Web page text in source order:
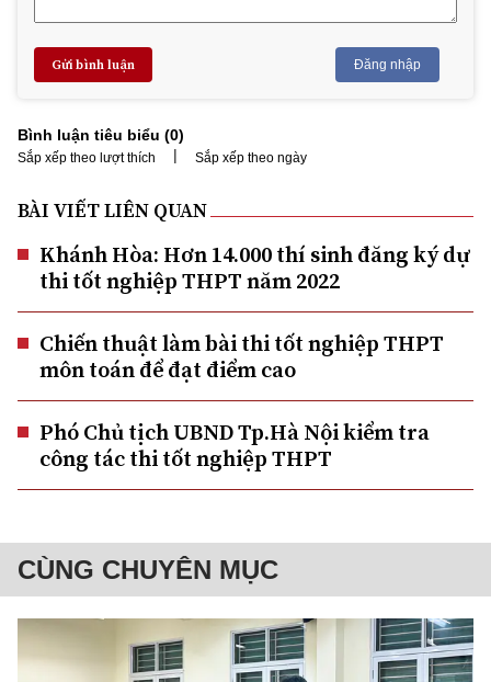
Gửi bình luận Đăng nhập
Bình luận tiêu biểu (0)
Sắp xếp theo lượt thích | Sắp xếp theo ngày
BÀI VIẾT LIÊN QUAN
Khánh Hòa: Hơn 14.000 thí sinh đăng ký dự
thi tốt nghiệp THPT năm 2022
Chiến thuật làm bài thi tốt nghiệp THPT
môn toán để đạt điểm cao
Phó Chủ tịch UBND Tp.Hà Nội kiểm tra
công tác thi tốt nghiệp THPT
CÙNG CHUYÊN MỤC